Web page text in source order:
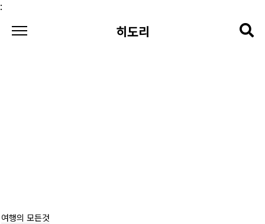
:
본문 바로가기
히도리
여행의 모든것